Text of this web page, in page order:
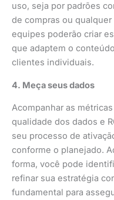
uso, seja por padrões
de compras ou
equipes poderão criar
que adaptem o
clientes individuais.
4. Meça seus dados
Acompanhar as
qualidade dos dados e
seu processo de
conforme o planejado.
forma, você pode
refinar sua estratégia
fundamental para